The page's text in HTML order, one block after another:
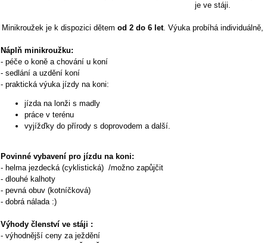
je ve stáji.
Minikroužek je k dispozici dětem od 2 do 6 let. Výuka probíhá
Náplň minikroužku:
- péče o koně a chování u koní
- sedlání a uzdění koní
- praktická výuka jízdy na koni:
jízda na lonži s madly
práce v terénu
vyjížďky do přírody s doprovodem a další.
Povinné vybavení pro jízdu na koni:
- helma jezdecká (cyklistická) /možno zapůjčit
- dlouhé kalhoty
- pevná obuv (kotníčková)
- dobrá nálada :)
Výhody členství ve stáji :
- výhodnější ceny za ježdění